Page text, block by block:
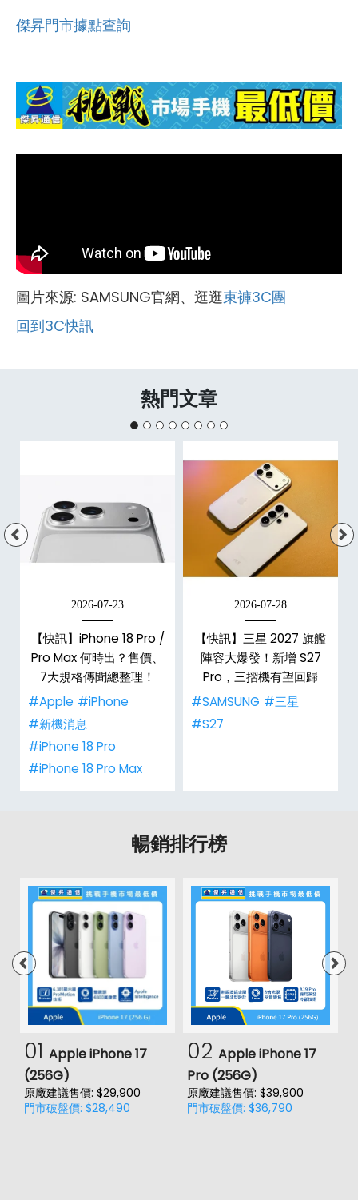
傑昇門市據點查詢
圖片來源: SAMSUNG官網、逛逛束褲3C團
回到3C快訊
熱門文章
2026-07-23
【快訊】iPhone 18 Pro /
Pro Max 何時出？售價、
7大規格傳聞總整理！
#Apple #iPhone
#新機消息
#iPhone 18 Pro
#iPhone 18 Pro Max
2026-07-28
【快訊】三星 2027 旗艦
陣容大爆發！新增 S27
Pro，三摺機有望回歸
#SAMSUNG #三星
#S27
暢銷排行榜
01 Apple iPhone 17
(256G)
原廠建議售價: $29,900
門市破盤價: $28,490
02 Apple iPhone 17
Pro (256G)
原廠建議售價: $39,900
門市破盤價: $36,790